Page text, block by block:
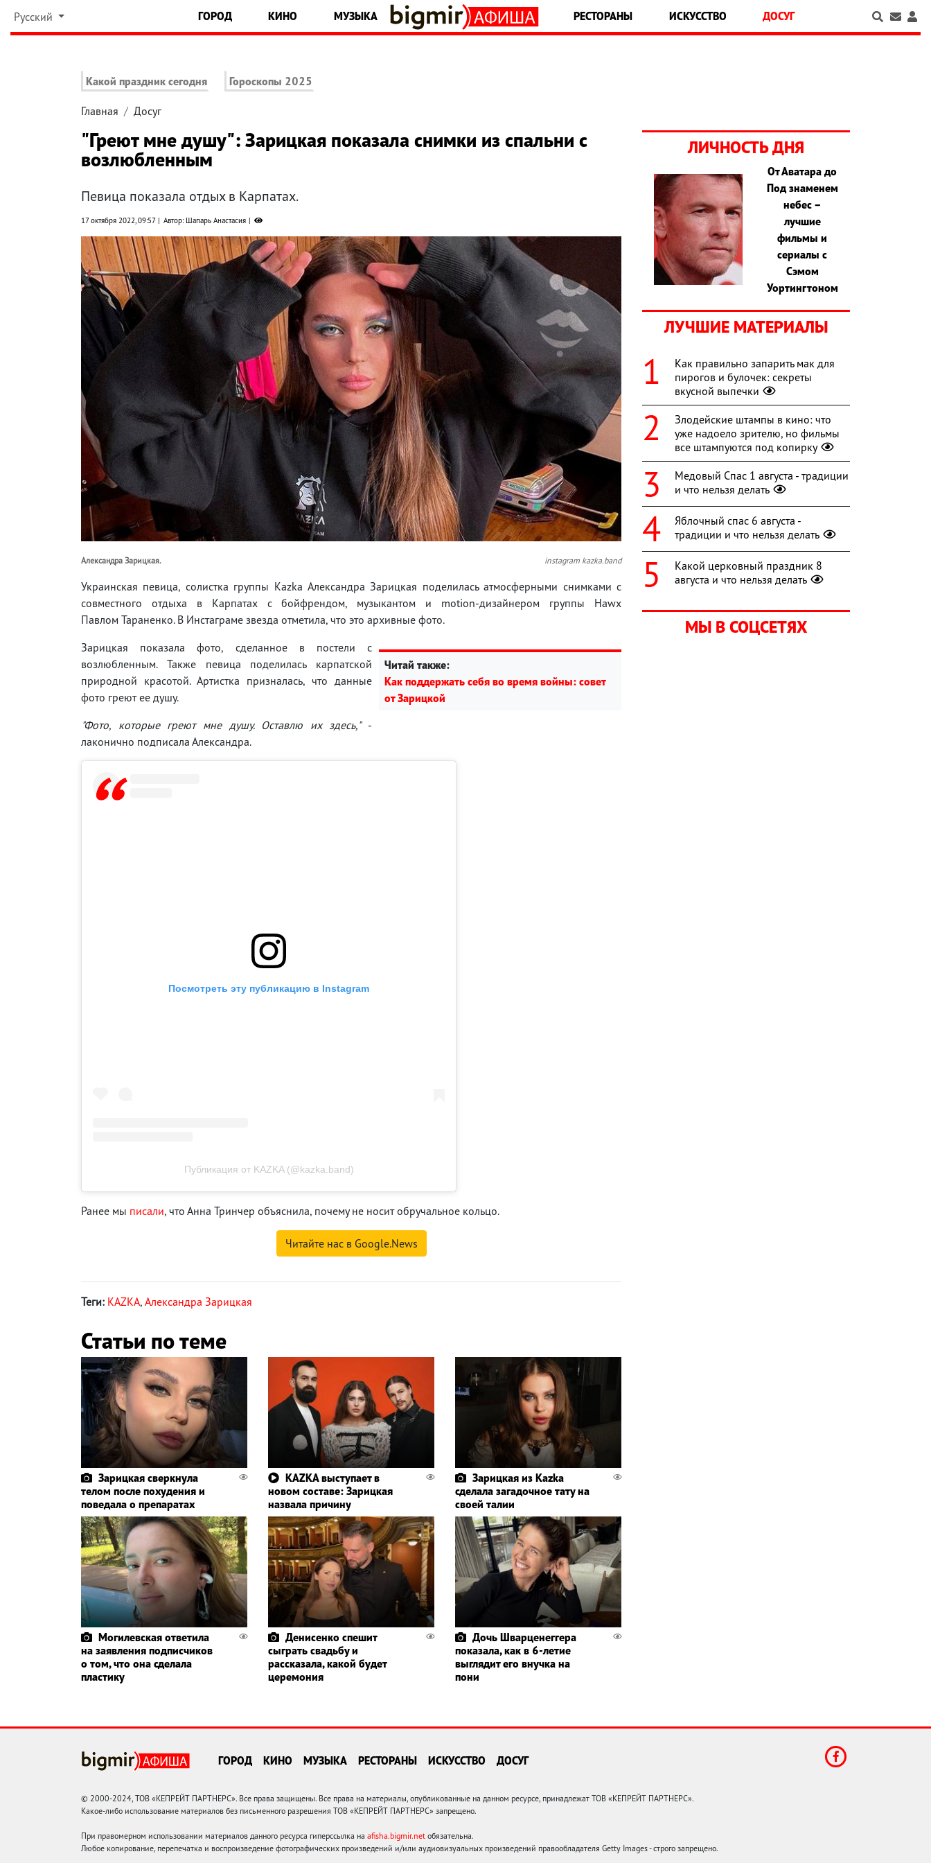
Русский ГОРОД КИНО МУЗЫКА РЕСТОРАНЫ ИСКУССТВО ДОСУГ
Какой праздник сегодня Гороскопы 2025
Главная Досуг
"Греют мне душу": Зарицкая показала снимки из спальни с
возлюбленным
Певица показала отдых в Карпатах.
17 октября 2022, 09:57 Автор: Шапарь Анастасия
Александра Зарицкая. instagram kazka.band
Украинская певица, солистка группы Kazka Александра Зарицкая поделилась атмосферными снимками с
совместного отдыха в Карпатах с бойфрендом, музыкантом и motion-дизайнером группы Hawx
Павлом Тараненко. В Инстаграме звезда отметила, что это архивные фото.
Читай также:
Как поддержать себя во время войны: совет
от Зарицкой
Зарицкая показала фото, сделанное в постели с
возлюбленным. Также певица поделилась карпатской
природной красотой. Артистка призналась, что данные
фото греют ее душу.
"Фото, которые греют мне душу. Оставлю их здесь,"-
лаконично подписала Александра.
Посмотреть эту публикацию в Instagram
Публикация от KAZKA (@kazka.band)
Ранее мы писали, что Анна Тринчер объяснила, почему не носит обручальное кольцо.
Читайте нас в Google.News
Теги: KAZKA, Александра Зарицкая
Статьи по теме
Зарицкая сверкнула
телом после похудения и
поведала о препаратах
KAZKA выступает в
новом составе: Зарицкая
назвала причину
Зарицкая из Kazka
сделала загадочное тату на
своей талии
Могилевская ответила
на заявления подписчиков
о том, что она сделала
пластику
Денисенко спешит
сыграть свадьбу и
рассказала, какой будет
церемония
Дочь Шварценеггера
показала, как в 6-летие
выглядит его внучка на
пони
ЛИЧНОСТЬ ДНЯ
От Аватара до
Под знаменем
небес –
лучшие
фильмы и
сериалы с
Сэмом
Уортингтоном
ЛУЧШИЕ МАТЕРИАЛЫ
Как правильно запарить мак для
пирогов и булочек: секреты
вкусной выпечки
Злодейские штампы в кино: что
уже надоело зрителю, но фильмы
все штампуются под копирку
Медовый Спас 1 августа - традиции
и что нельзя делать
Яблочный спас 6 августа -
традиции и что нельзя делать
Какой церковный праздник 8
августа и что нельзя делать
МЫ В СОЦСЕТЯХ
ГОРОД КИНО МУЗЫКА РЕСТОРАНЫ ИСКУССТВО ДОСУГ
© 2000-2024, ТОВ «КЕПРЕЙТ ПАРТНЕРС». Все права защищены. Все права на материалы, опубликованные на данном ресурсе, принадлежат ТОВ «КЕПРЕЙТ ПАРТНЕРС».
Какое-либо использование материалов без письменного разрешения ТОВ «КЕПРЕЙТ ПАРТНЕРС» запрещено.
При правомерном использовании материалов данного ресурса гиперссылка на afisha.bigmir.net обязательна.
Любое копирование, перепечатка и воспроизведение фотографических произведений и/или аудиовизуальных произведений правообладателя Getty Images - строго запрещено.